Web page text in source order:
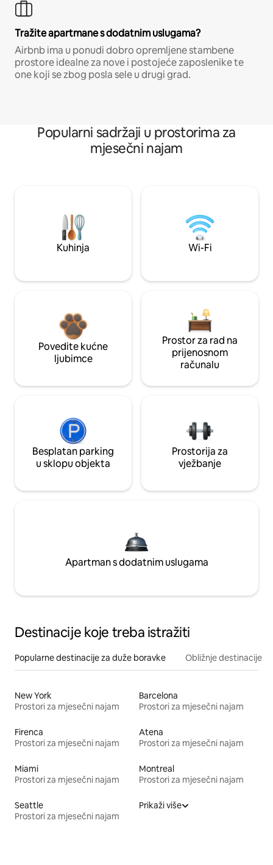
Tražite apartmane s dodatnim uslugama?
Airbnb ima u ponudi dobro opremljene stambene
prostore idealne za nove i postojeće zaposlenike te
one koji se zbog posla sele u drugi grad.
Popularni sadržaji u prostorima za
mjesečni najam
Kuhinja Wi-Fi
Povedite kućne
ljubimce
Prostor za rad na
prijenosnom
računalu
Besplatan parking
u sklopu objekta
Prostorija za
vježbanje
Apartman s dodatnim uslugama
Destinacije koje treba istražiti
Popularne destinacije za duže boravke Obližnje destinacije
New York
Prostori za mjesečni najam
Barcelona
Prostori za mjesečni najam
Firenca
Prostori za mjesečni najam
Atena
Prostori za mjesečni najam
Miami
Prostori za mjesečni najam
Montreal
Prostori za mjesečni najam
Seattle
Prostori za mjesečni najam
Prikaži više